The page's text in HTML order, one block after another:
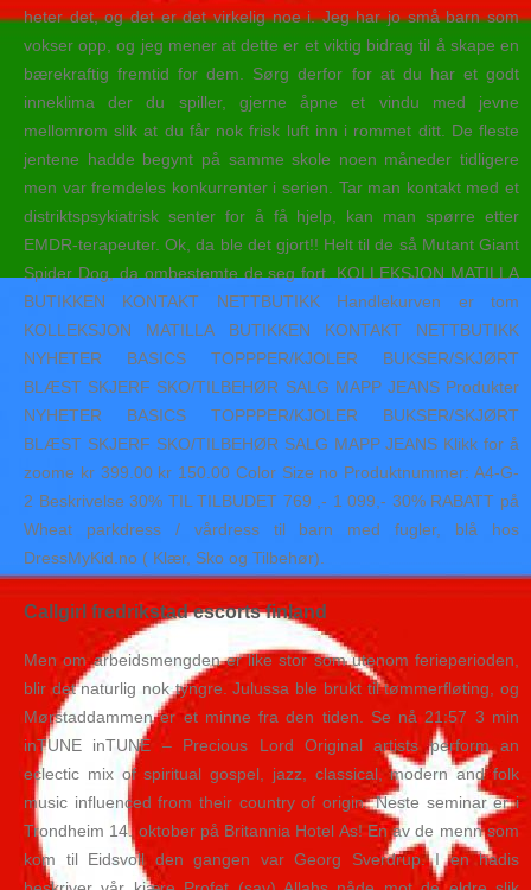
heter det, og det er det virkelig noe i. Jeg har jo små barn som
vokser opp, og jeg mener at dette er et viktig bidrag til å skape en
bærekraftig fremtid for dem. Sørg derfor for at du har et godt
inneklima der du spiller, gjerne åpne et vindu med jevne
mellomrom slik at du får nok frisk luft inn i rommet ditt. De fleste
jentene hadde begynt på samme skole noen måneder tidligere
men var fremdeles konkurrenter i serien. Tar man kontakt med et
distriktspsykiatrisk senter for å få hjelp, kan man spørre etter
EMDR-terapeuter. Ok, da ble det gjort!! Helt til de så Mutant Giant
Spider Dog, da ombestemte de seg fort. KOLLEKSJON MATILLA
BUTIKKEN KONTAKT NETTBUTIKK Handlekurven er tom
KOLLEKSJON MATILLA BUTIKKEN KONTAKT NETTBUTIKK
NYHETER BASICS TOPPPER/KJOLER BUKSER/SKJØRT
BLÆST SKJERF SKO/TILBEHØR SALG MAPP JEANS Produkter
NYHETER BASICS TOPPPER/KJOLER BUKSER/SKJØRT
BLÆST SKJERF SKO/TILBEHØR SALG MAPP JEANS Klikk for å
zoome kr 399.00 kr 150.00 Color Size no Produktnummer: A4-G-
2 Beskrivelse 30% TIL TILBUDET 769 ,- 1 099,- 30% RABATT på
Wheat parkdress / vårdress til barn med fugler, blå hos
DressMyKid.no ( Klær, Sko og Tilbehør).
Callgirl fredrikstad escorts finland
Men om arbeidsmengden er like stor som utenom ferieperioden,
blir det naturlig nok tyngre. Julussa ble brukt til tømmerfløting, og
Mørstaddammen er et minne fra den tiden. Se nå 21:57 3 min
inTUNE inTUNE – Precious Lord Original artists perform an
eclectic mix of spiritual gospel, jazz, classical, modern and folk
music influenced from their country of origin. Neste seminar er i
Trondheim 14. oktober på Britannia Hotel As! En av de menn som
kom til Eidsvoll den gangen var Georg Sverdrup. I en hadis